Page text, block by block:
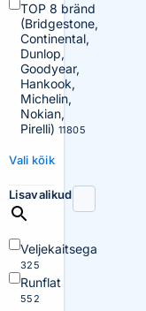
TOP 8 bränd
(Bridgestone,
Continental,
Dunlop,
Goodyear,
Hankook,
Michelin,
Nokian,
Pirelli) 11805
Vali kõik
Lisavalikud
Veljekaitsega
325
Runflat
552